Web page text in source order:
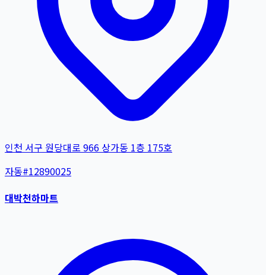
인천 서구 원당대로 966 상가동 1층 175호
자동#12890025
대박천하마트